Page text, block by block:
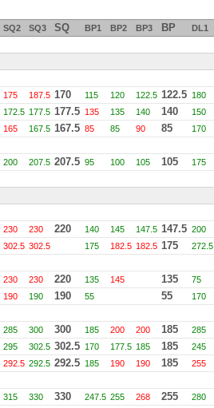
SQ2 SQ3 SQ BP1 BP2 BP3 BP DL1
175 187.5 170 115 120 122.5 122.5 180
172.5 177.5 177.5 135 135 140 140 150
165 167.5 167.5 85 85 90 85 170
200 207.5 207.5 95 100 105 105 175
230 230 220 140 145 147.5 147.5 200
302.5 302.5 175 182.5 182.5 175 272.5
230 230 220 135 145 135 75
190 190 190 55 55 170
285 300 300 185 200 200 185 285
295 302.5 302.5 170 177.5 185 185 245
292.5 292.5 292.5 185 190 190 185 255
315 330 330 247.5 255 268 255 280